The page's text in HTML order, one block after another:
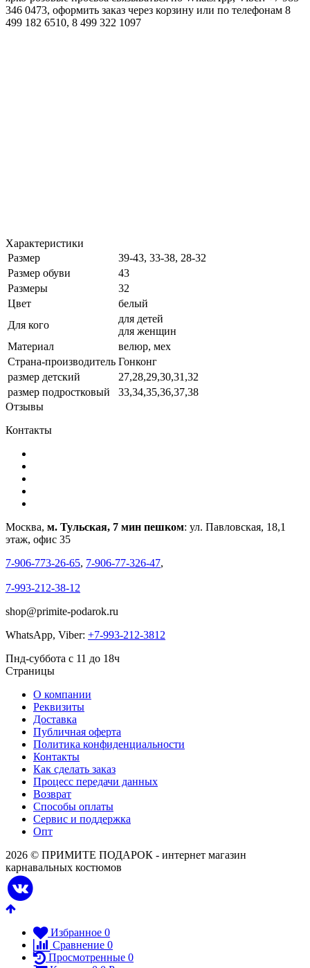
346 0473, оформить заказ через корзину или по телефонам 8
499 182 6510, 8 499 322 1097
Характеристики
Размер
39-43, 33-38, 28-32
Размер обуви
43
Размеры
32
Цвет
белый
Для кого
для детей
для женщин
Материал
велюр, мех
Страна-производитель Гонконг
размер детский
27,28,29,30,31,32
размер подростковый
33,34,35,36,37,38
Отзывы
Контакты
Москва, м. Тульская, 7 мин пешком: ул. Павловская, 18,1
этаж, офис 35
7-906-773-26-65, 7-906-77-326-47,
7-993-212-38-12
shop@primite-podarok.ru
WhatsApp, Viber: +7-993-212-3812
Пнд-суббота с 11 до 18ч
Страницы
О компании
Реквизиты
Доставка
Публичная оферта
Политика конфиденциальности
Контакты
Как сделать заказ
Процесс передачи данных
Возврат
Способы оплаты
Сервис и поддержка
Опт
2026 © ПРИМИТЕ ПОДАРОК - интернет магазин
карнавальных костюмов
Избранное 0
Сравнение 0
Просмотренные 0